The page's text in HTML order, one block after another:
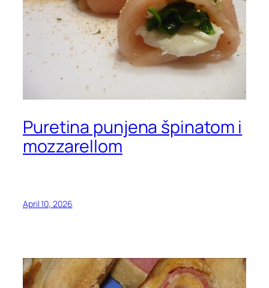
Puretina punjena špinatom i
mozzarellom
April 10, 2026